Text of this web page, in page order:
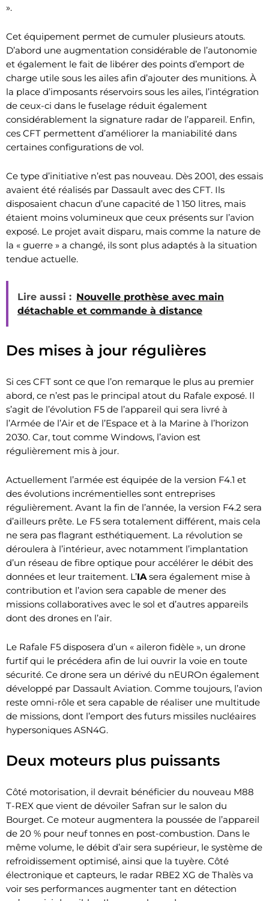
».
Cet équipement permet de cumuler plusieurs atouts.
D’abord une augmentation considérable de l’autonomie
et également le fait de libérer des points d’emport de
charge utile sous les ailes afin d’ajouter des munitions. À
la place d’imposants réservoirs sous les ailes, l’intégration
de ceux-ci dans le fuselage réduit également
considérablement la signature radar de l’appareil. Enfin,
ces CFT permettent d’améliorer la maniabilité dans
certaines configurations de vol.
Ce type d’initiative n’est pas nouveau. Dès 2001, des essais
avaient été réalisés par Dassault avec des CFT. Ils
disposaient chacun d’une capacité de 1 150 litres, mais
étaient moins volumineux que ceux présents sur l’avion
exposé. Le projet avait disparu, mais comme la nature de
la « guerre » a changé, ils sont plus adaptés à la situation
tendue actuelle.
Lire aussi : Nouvelle prothèse avec main
détachable et commande à distance
Des mises à jour régulières
Si ces CFT sont ce que l’on remarque le plus au premier
abord, ce n’est pas le principal atout du Rafale exposé. Il
s’agit de l’évolution F5 de l’appareil qui sera livré à
l’Armée de l’Air et de l’Espace et à la Marine à l’horizon
2030. Car, tout comme Windows, l’avion est
régulièrement mis à jour.
Actuellement l’armée est équipée de la version F4.1 et
des évolutions incrémentielles sont entreprises
régulièrement. Avant la fin de l’année, la version F4.2 sera
d’ailleurs prête. Le F5 sera totalement différent, mais cela
ne sera pas flagrant esthétiquement. La révolution se
déroulera à l’intérieur, avec notamment l’implantation
d’un réseau de fibre optique pour accélérer le débit des
données et leur traitement. L’IA sera également mise à
contribution et l’avion sera capable de mener des
missions collaboratives avec le sol et d’autres appareils
dont des drones en l’air.
Le Rafale F5 disposera d’un « aileron fidèle », un drone
furtif qui le précédera afin de lui ouvrir la voie en toute
sécurité. Ce drone sera un dérivé du nEUROn également
développé par Dassault Aviation. Comme toujours, l’avion
reste omni-rôle et sera capable de réaliser une multitude
de missions, dont l’emport des futurs missiles nucléaires
hypersoniques ASN4G.
Deux moteurs plus puissants
Côté motorisation, il devrait bénéficier du nouveau M88
T-REX que vient de dévoiler Safran sur le salon du
Bourget. Ce moteur augmentera la poussée de l’appareil
de 20 % pour neuf tonnes en post-combustion. Dans le
même volume, le débit d’air sera supérieur, le système de
refroidissement optimisé, ainsi que la tuyère. Côté
électronique et capteurs, le radar RBE2 XG de Thalès va
voir ses performances augmenter tant en détection